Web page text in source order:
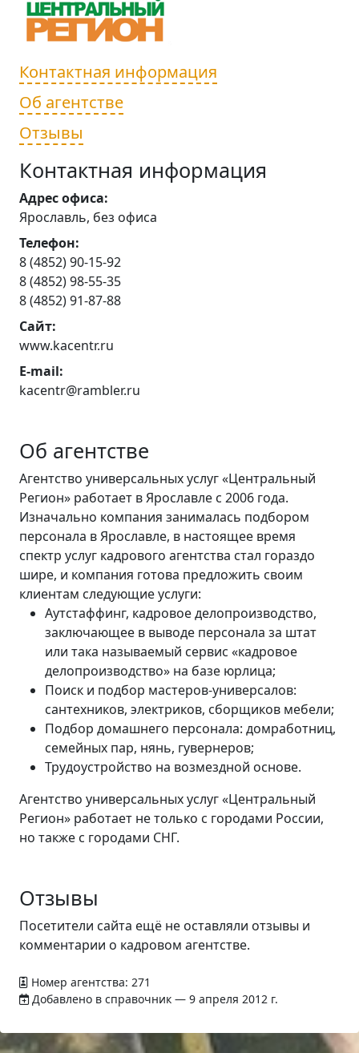
Контактная информация
Об агентстве
Отзывы
Контактная информация
Адрес офиса:
Ярославль, без офиса
Телефон:
8 (4852) 90-15-92
8 (4852) 98-55-35
8 (4852) 91-87-88
Сайт:
www.kacentr.ru
E-mail:
kacentr@rambler.ru
Об агентстве
Агентство универсальных услуг «Центральный
Регион» работает в Ярославле с 2006 года.
Изначально компания занималась подбором
персонала в Ярославле, в настоящее время
спектр услуг кадрового агентства стал гораздо
шире, и компания готова предложить своим
клиентам следующие услуги:
Аутстаффинг, кадровое делопроизводство,
заключающее в выводе персонала за штат
или така называемый сервис «кадровое
делопроизводство» на базе юрлица;
Поиск и подбор мастеров-универсалов:
сантехников, электриков, сборщиков мебели;
Подбор домашнего персонала: домработниц,
семейных пар, нянь, гувернеров;
Трудоустройство на возмездной основе.
Агентство универсальных услуг «Центральный
Регион» работает не только с городами России,
но также с городами СНГ.
Отзывы
Посетители сайта ещё не оставляли отзывы и
комментарии о кадровом агентстве.
Номер агентства: 271
Добавлено в справочник — 9 апреля 2012 г.